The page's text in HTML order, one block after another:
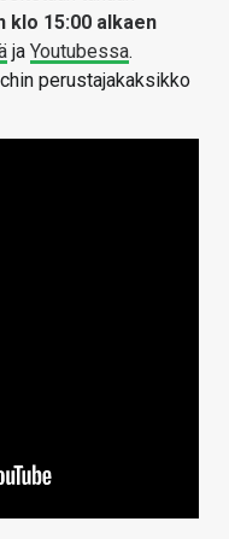
klo 15:00 alkaen
ja Youtubessa.
perustajakaksikko